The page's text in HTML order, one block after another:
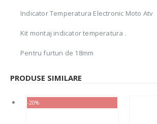
Indicator Temperatura Electronic Moto Atv
Kit montaj indicator temperatura .
Pentru furtun de 18mm
PRODUSE SIMILARE
-20%